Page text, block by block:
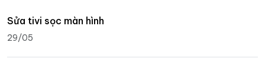
Sửa tivi sọc màn hình
29/05